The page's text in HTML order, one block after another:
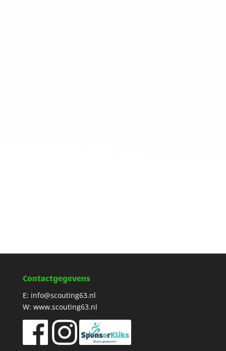
Contactgegevens
E: info@scouting63.nl
W: www.scouting63.nl